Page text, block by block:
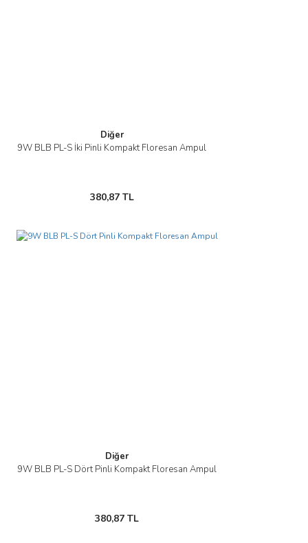
Diğer
9W BLB PL-S İki Pinli Kompakt Floresan Ampul
380,87 TL
Diğer
9W BLB PL-S Dört Pinli Kompakt Floresan Ampul
380,87 TL